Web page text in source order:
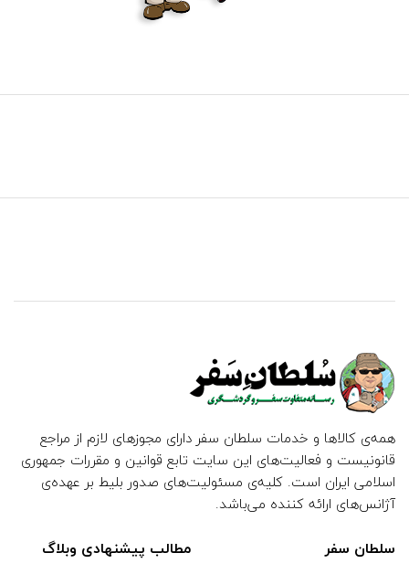
همه‌ی کالاها و خدمات سلطان سفر دارای مجوزهای لازم از مراجع
قانونیست و فعالیت‌های این سایت تابع قوانین و مقررات جمهوری
اسلامی ایران است. کلیه‌ی مسئولیت‌های صدور بلیط بر عهده‌ی
آژانس‌های ارائه کننده می‌باشد.
سلطان سفر مطالب پیشنهادی وبلاگ